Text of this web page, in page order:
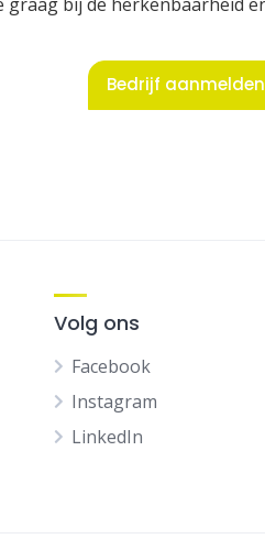
Bedrijf aanmelden
Volg ons
Facebook
Instagram
LinkedIn